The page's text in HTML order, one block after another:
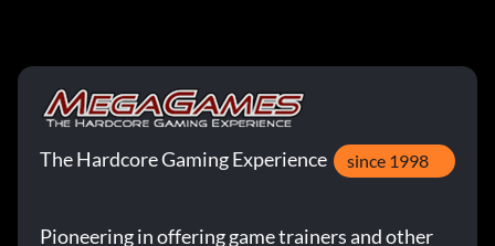
The Hardcore Gaming Experience since 1998
Pioneering in offering game trainers and other